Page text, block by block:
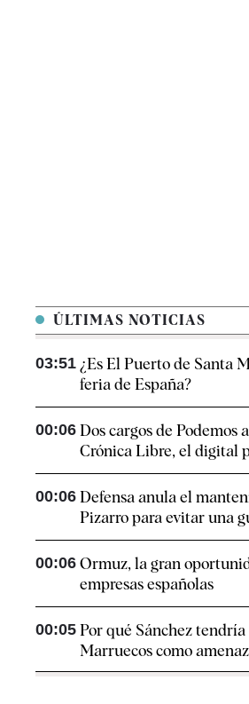
ÚLTIMAS NOTICIAS
03:51 ¿Es El Puerto de Santa
feria de España?
00:06 Dos cargos de Podemos
Crónica Libre, el digital
00:06 Defensa anula el
Pizarro para evitar una
00:06 Ormuz, la gran
empresas españolas
00:05 Por qué Sánchez
Marruecos como